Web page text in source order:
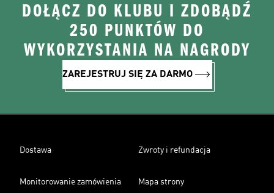
DOŁĄCZ DO KLUBU I ZDOBĄDŹ
250 PUNKTÓW DO
WYKORZYSTANIA NA NAGRODY
ZAREJESTRUJ SIĘ ZA DARMO
Dostawa Zwroty i refundacja
Monitorowanie zamówienia Mapa strony